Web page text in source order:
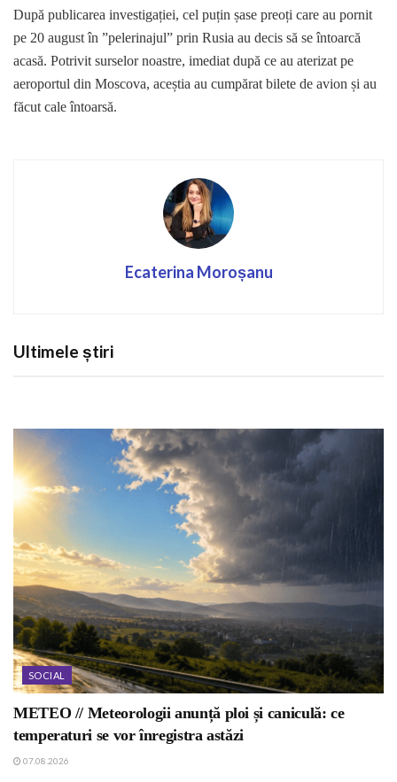
După publicarea investigației, cel puțin șase preoți care au pornit
pe 20 august în ”pelerinajul” prin Rusia au decis să se întoarcă
acasă. Potrivit surselor noastre, imediat după ce au aterizat pe
aeroportul din Moscova, aceștia au cumpărat bilete de avion și au
făcut cale întoarsă.
Ecaterina Moroșanu
Ultimele știri
SOCIAL
METEO // Meteorologii anunță ploi și caniculă: ce
temperaturi se vor înregistra astăzi
07.08.2026